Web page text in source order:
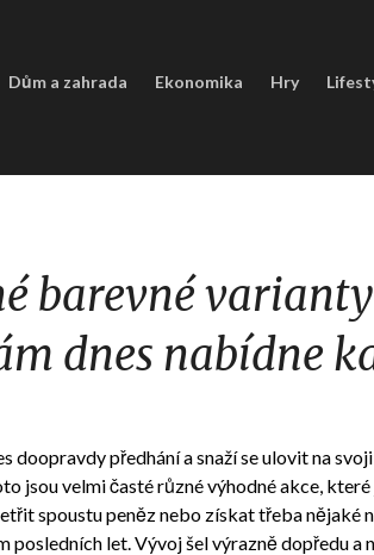
Dům a zahrada Ekonomika Hry
barevné
dnes nabídne
doopravdy předhání a snaží se ulovit na
jsou velmi časté různé výhodné akce,
spoustu peněz nebo získat třeba nějaké
posledních let. Vývoj šel výrazně dopředu